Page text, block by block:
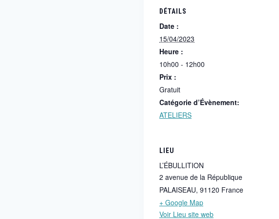
DÉTAILS
Date :
15/04/2023
Heure :
10h00 - 12h00
Prix :
Gratuit
Catégorie d’Évènement:
ATELIERS
LIEU
L’ÉBULLITION
2 avenue de la République
PALAISEAU, 91120 France
+ Google Map
Voir Lieu site web